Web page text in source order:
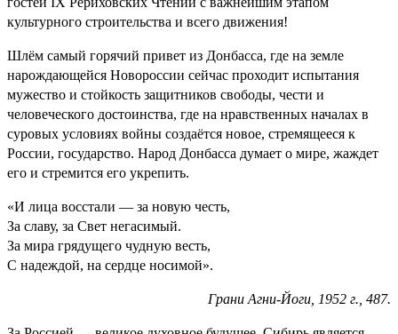
культурного строительства и всего движения!
Шлём самый горячий привет из Донбасса, где на земле
нарождающейся Новороссии сейчас проходит испытания
мужество и стойкость защитников свободы, чести и
человеческого достоинства, где на нравственных началах в
суровых условиях войны создаётся новое, стремящееся к
России, государство. Народ Донбасса думает о мире, жаждет
его и стремится его укрепить.
«И лица восстали — за новую честь,
За славу, за Свет негасимый.
За мира грядущего чудную весть,
С надеждой, на сердце носимой».
Грани Агни-Йоги, 1952 г., 487.